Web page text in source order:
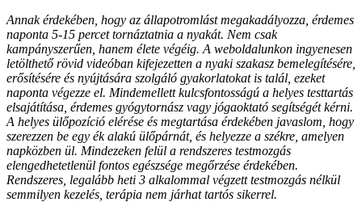
Annak érdekében, hogy az állapotromlást megakadályozza, érdemes
naponta 5-15 percet tornáztatnia a nyakát. Nem csak
kampányszerűen, hanem élete végéig. A weboldalunkon ingyenesen
letölthető rövid videóban kifejezetten a nyaki szakasz bemelegítésére,
erősítésére és nyújtására szolgáló gyakorlatokat is talál, ezeket
naponta végezze el. Mindemellett kulcsfontosságú a helyes testtartás
elsajátítása, érdemes gyógytornász vagy jógaoktató segítségét kérni.
A helyes ülőpozíció elérése és megtartása érdekében javaslom, hogy
szerezzen be egy ék alakú ülőpárnát, és helyezze a székre, amelyen
napközben ül. Mindezeken felül a rendszeres testmozgás
elengedhetetlenül fontos egészsége megőrzése érdekében.
Rendszeres, legalább heti 3 alkalommal végzett testmozgás nélkül
semmilyen kezelés, terápia nem járhat tartós sikerrel.